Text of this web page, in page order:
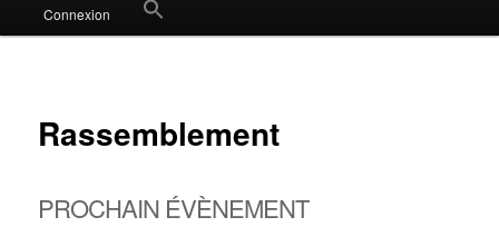
Connexion Search
Search Button
Rassemblement
PROCHAIN ÉVÈNEMENT